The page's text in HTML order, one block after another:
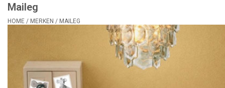
Lookbooks
Maileg
HOME / MERKEN / MAILEG